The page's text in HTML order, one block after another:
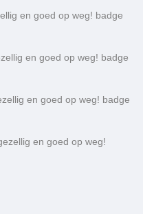
en goed op weg! badge
en goed op weg! badge
en goed op weg! badge
en goed op weg!